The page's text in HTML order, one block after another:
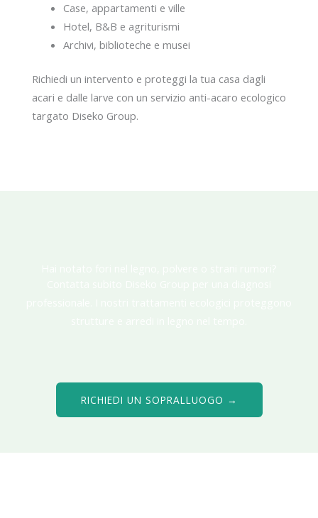
Case, appartamenti e ville
Hotel, B&B e agriturismi
Archivi, biblioteche e musei
Richiedi un intervento e proteggi la tua casa dagli
acari e dalle larve con un servizio anti-acaro ecologico
targato Diseko Group.
RICHIEDI UN SOPRALLUOGO →